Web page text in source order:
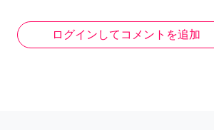
ログインしてコメントを追加